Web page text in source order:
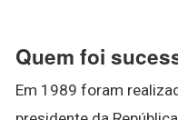
Quem foi
Em 1989 foram